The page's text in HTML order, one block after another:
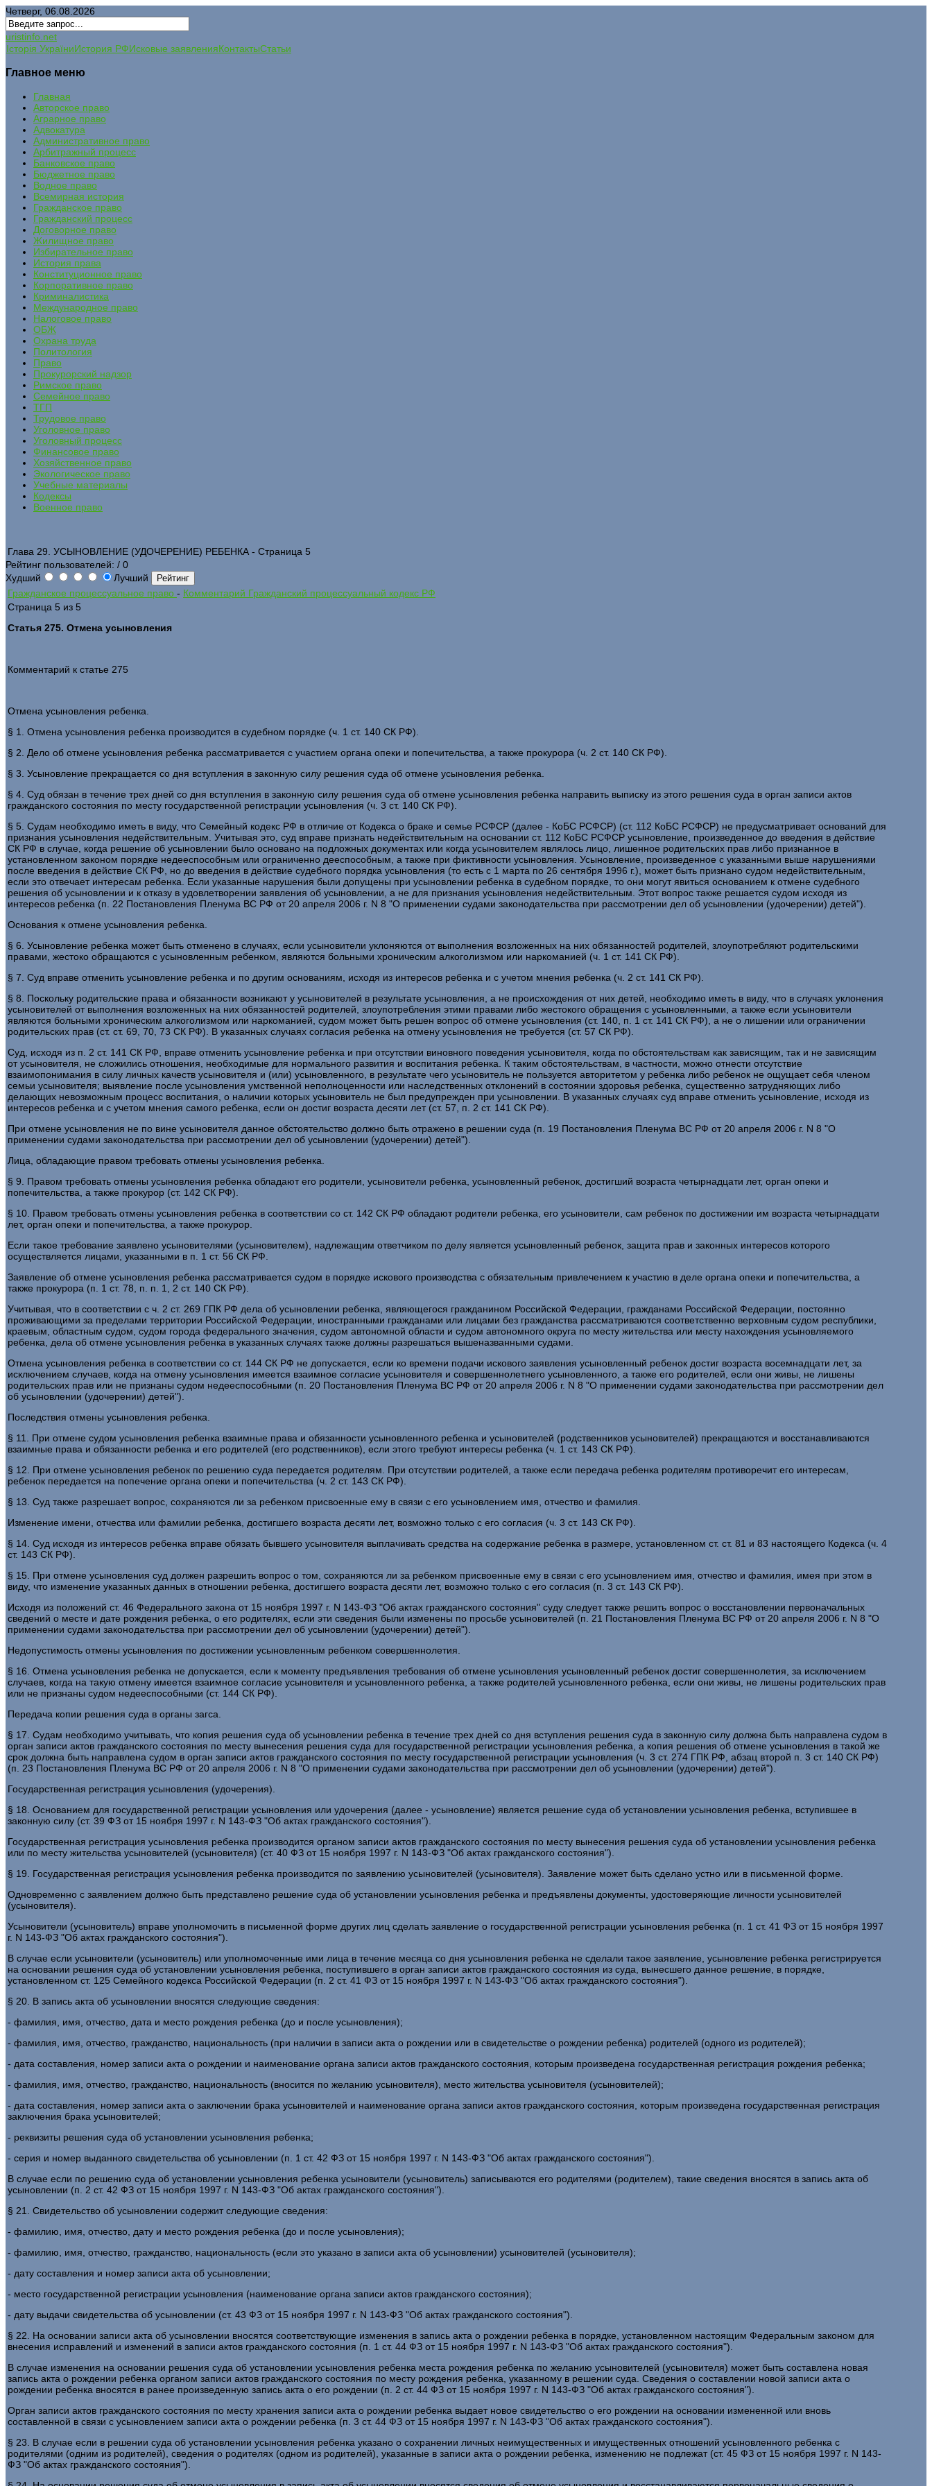
Четверг, 06.08.2026
uristinfo.net
Історія УкраїниИстория РФИсковые заявленияКонтактыСтатьи
Главное меню
Главная
Авторское право
Аграрное право
Адвокатура
Административное право
Арбитражный процесс
Банковское право
Бюджетное право
Водное право
Всемирная история
Гражданское право
Гражданский процесс
Договорное право
Жилищное право
Избирательное право
История права
Конституционное право
Корпоративное право
Криминалистика
Международное право
Налоговое право
ОБЖ
Охрана труда
Политология
Право
Прокурорский надзор
Римское право
Семейное право
ТГП
Трудовое право
Уголовное право
Уголовный процесс
Финансовое право
Хозяйственное право
Экологическое право
Учебные материалы
Кодексы
Военное право
Глава 29. УСЫНОВЛЕНИЕ (УДОЧЕРЕНИЕ) РЕБЕНКА - Страница 5
Рейтинг пользователей: / 0
Худший
Лучший
Гражданское процессуальное право - Комментарий Гражданский процессуальный кодекс РФ
Страница 5 из 5
Статья 275. Отмена усыновления
Комментарий к статье 275
Отмена усыновления ребенка.
§ 1. Отмена усыновления ребенка производится в судебном порядке (ч. 1 ст. 140 СК РФ).
§ 2. Дело об отмене усыновления ребенка рассматривается с участием органа опеки и попечительства, а также прокурора (ч. 2 ст. 140 СК РФ).
§ 3. Усыновление прекращается со дня вступления в законную силу решения суда об отмене усыновления ребенка.
§ 4. Суд обязан в течение трех дней со дня вступления в законную силу решения суда об отмене усыновления ребенка направить выписку из этого решения суда в орган записи актов
гражданского состояния по месту государственной регистрации усыновления (ч. 3 ст. 140 СК РФ).
§ 5. Судам необходимо иметь в виду, что Семейный кодекс РФ в отличие от Кодекса о браке и семье РСФСР (далее - КоБС РСФСР) (ст. 112 КоБС РСФСР) не предусматривает оснований для
признания усыновления недействительным. Учитывая это, суд вправе признать недействительным на основании ст. 112 КоБС РСФСР усыновление, произведенное до введения в действие
СК РФ в случае, когда решение об усыновлении было основано на подложных документах или когда усыновителем являлось лицо, лишенное родительских прав либо признанное в
установленном законом порядке недееспособным или ограниченно дееспособным, а также при фиктивности усыновления. Усыновление, произведенное с указанными выше нарушениями
после введения в действие СК РФ, но до введения в действие судебного порядка усыновления (то есть с 1 марта по 26 сентября 1996 г.), может быть признано судом недействительным,
если это отвечает интересам ребенка. Если указанные нарушения были допущены при усыновлении ребенка в судебном порядке, то они могут явиться основанием к отмене судебного
решения об усыновлении и к отказу в удовлетворении заявления об усыновлении, а не для признания усыновления недействительным. Этот вопрос также решается судом исходя из
интересов ребенка (п. 22 Постановления Пленума ВС РФ от 20 апреля 2006 г. N 8 "О применении судами законодательства при рассмотрении дел об усыновлении (удочерении) детей").
Основания к отмене усыновления ребенка.
§ 6. Усыновление ребенка может быть отменено в случаях, если усыновители уклоняются от выполнения возложенных на них обязанностей родителей, злоупотребляют родительскими
правами, жестоко обращаются с усыновленным ребенком, являются больными хроническим алкоголизмом или наркоманией (ч. 1 ст. 141 СК РФ).
§ 7. Суд вправе отменить усыновление ребенка и по другим основаниям, исходя из интересов ребенка и с учетом мнения ребенка (ч. 2 ст. 141 СК РФ).
§ 8. Поскольку родительские права и обязанности возникают у усыновителей в результате усыновления, а не происхождения от них детей, необходимо иметь в виду, что в случаях уклонения
усыновителей от выполнения возложенных на них обязанностей родителей, злоупотребления этими правами либо жестокого обращения с усыновленными, а также если усыновители
являются больными хроническим алкоголизмом или наркоманией, судом может быть решен вопрос об отмене усыновления (ст. 140, п. 1 ст. 141 СК РФ), а не о лишении или ограничении
родительских прав (ст. ст. 69, 70, 73 СК РФ). В указанных случаях согласия ребенка на отмену усыновления не требуется (ст. 57 СК РФ).
Суд, исходя из п. 2 ст. 141 СК РФ, вправе отменить усыновление ребенка и при отсутствии виновного поведения усыновителя, когда по обстоятельствам как зависящим, так и не зависящим
от усыновителя, не сложились отношения, необходимые для нормального развития и воспитания ребенка. К таким обстоятельствам, в частности, можно отнести отсутствие
взаимопонимания в силу личных качеств усыновителя и (или) усыновленного, в результате чего усыновитель не пользуется авторитетом у ребенка либо ребенок не ощущает себя членом
семьи усыновителя; выявление после усыновления умственной неполноценности или наследственных отклонений в состоянии здоровья ребенка, существенно затрудняющих либо
делающих невозможным процесс воспитания, о наличии которых усыновитель не был предупрежден при усыновлении. В указанных случаях суд вправе отменить усыновление, исходя из
интересов ребенка и с учетом мнения самого ребенка, если он достиг возраста десяти лет (ст. 57, п. 2 ст. 141 СК РФ).
При отмене усыновления не по вине усыновителя данное обстоятельство должно быть отражено в решении суда (п. 19 Постановления Пленума ВС РФ от 20 апреля 2006 г. N 8 "О
применении судами законодательства при рассмотрении дел об усыновлении (удочерении) детей").
Лица, обладающие правом требовать отмены усыновления ребенка.
§ 9. Правом требовать отмены усыновления ребенка обладают его родители, усыновители ребенка, усыновленный ребенок, достигший возраста четырнадцати лет, орган опеки и
попечительства, а также прокурор (ст. 142 СК РФ).
§ 10. Правом требовать отмены усыновления ребенка в соответствии со ст. 142 СК РФ обладают родители ребенка, его усыновители, сам ребенок по достижении им возраста четырнадцати
лет, орган опеки и попечительства, а также прокурор.
Если такое требование заявлено усыновителями (усыновителем), надлежащим ответчиком по делу является усыновленный ребенок, защита прав и законных интересов которого
осуществляется лицами, указанными в п. 1 ст. 56 СК РФ.
Заявление об отмене усыновления ребенка рассматривается судом в порядке искового производства с обязательным привлечением к участию в деле органа опеки и попечительства, а
также прокурора (п. 1 ст. 78, п. п. 1, 2 ст. 140 СК РФ).
Учитывая, что в соответствии с ч. 2 ст. 269 ГПК РФ дела об усыновлении ребенка, являющегося гражданином Российской Федерации, гражданами Российской Федерации, постоянно
проживающими за пределами территории Российской Федерации, иностранными гражданами или лицами без гражданства рассматриваются соответственно верховным судом республики,
краевым, областным судом, судом города федерального значения, судом автономной области и судом автономного округа по месту жительства или месту нахождения усыновляемого
ребенка, дела об отмене усыновления ребенка в указанных случаях также должны разрешаться вышеназванными судами.
Отмена усыновления ребенка в соответствии со ст. 144 СК РФ не допускается, если ко времени подачи искового заявления усыновленный ребенок достиг возраста восемнадцати лет, за
исключением случаев, когда на отмену усыновления имеется взаимное согласие усыновителя и совершеннолетнего усыновленного, а также его родителей, если они живы, не лишены
родительских прав или не признаны судом недееспособными (п. 20 Постановления Пленума ВС РФ от 20 апреля 2006 г. N 8 "О применении судами законодательства при рассмотрении дел
об усыновлении (удочерении) детей").
Последствия отмены усыновления ребенка.
§ 11. При отмене судом усыновления ребенка взаимные права и обязанности усыновленного ребенка и усыновителей (родственников усыновителей) прекращаются и восстанавливаются
взаимные права и обязанности ребенка и его родителей (его родственников), если этого требуют интересы ребенка (ч. 1 ст. 143 СК РФ).
§ 12. При отмене усыновления ребенок по решению суда передается родителям. При отсутствии родителей, а также если передача ребенка родителям противоречит его интересам,
ребенок передается на попечение органа опеки и попечительства (ч. 2 ст. 143 СК РФ).
§ 13. Суд также разрешает вопрос, сохраняются ли за ребенком присвоенные ему в связи с его усыновлением имя, отчество и фамилия.
Изменение имени, отчества или фамилии ребенка, достигшего возраста десяти лет, возможно только с его согласия (ч. 3 ст. 143 СК РФ).
§ 14. Суд исходя из интересов ребенка вправе обязать бывшего усыновителя выплачивать средства на содержание ребенка в размере, установленном ст. ст. 81 и 83 настоящего Кодекса (ч. 4
ст. 143 СК РФ).
§ 15. При отмене усыновления суд должен разрешить вопрос о том, сохраняются ли за ребенком присвоенные ему в связи с его усыновлением имя, отчество и фамилия, имея при этом в
виду, что изменение указанных данных в отношении ребенка, достигшего возраста десяти лет, возможно только с его согласия (п. 3 ст. 143 СК РФ).
Исходя из положений ст. 46 Федерального закона от 15 ноября 1997 г. N 143-ФЗ "Об актах гражданского состояния" суду следует также решить вопрос о восстановлении первоначальных
сведений о месте и дате рождения ребенка, о его родителях, если эти сведения были изменены по просьбе усыновителей (п. 21 Постановления Пленума ВС РФ от 20 апреля 2006 г. N 8 "О
применении судами законодательства при рассмотрении дел об усыновлении (удочерении) детей").
Недопустимость отмены усыновления по достижении усыновленным ребенком совершеннолетия.
§ 16. Отмена усыновления ребенка не допускается, если к моменту предъявления требования об отмене усыновления усыновленный ребенок достиг совершеннолетия, за исключением
случаев, когда на такую отмену имеется взаимное согласие усыновителя и усыновленного ребенка, а также родителей усыновленного ребенка, если они живы, не лишены родительских прав
или не признаны судом недееспособными (ст. 144 СК РФ).
Передача копии решения суда в органы загса.
§ 17. Судам необходимо учитывать, что копия решения суда об усыновлении ребенка в течение трех дней со дня вступления решения суда в законную силу должна быть направлена судом в
орган записи актов гражданского состояния по месту вынесения решения суда для государственной регистрации усыновления ребенка, а копия решения об отмене усыновления в такой же
срок должна быть направлена судом в орган записи актов гражданского состояния по месту государственной регистрации усыновления (ч. 3 ст. 274 ГПК РФ, абзац второй п. 3 ст. 140 СК РФ)
(п. 23 Постановления Пленума ВС РФ от 20 апреля 2006 г. N 8 "О применении судами законодательства при рассмотрении дел об усыновлении (удочерении) детей").
Государственная регистрация усыновления (удочерения).
§ 18. Основанием для государственной регистрации усыновления или удочерения (далее - усыновление) является решение суда об установлении усыновления ребенка, вступившее в
законную силу (ст. 39 ФЗ от 15 ноября 1997 г. N 143-ФЗ "Об актах гражданского состояния").
Государственная регистрация усыновления ребенка производится органом записи актов гражданского состояния по месту вынесения решения суда об установлении усыновления ребенка
или по месту жительства усыновителей (усыновителя) (ст. 40 ФЗ от 15 ноября 1997 г. N 143-ФЗ "Об актах гражданского состояния").
§ 19. Государственная регистрация усыновления ребенка производится по заявлению усыновителей (усыновителя). Заявление может быть сделано устно или в письменной форме.
Одновременно с заявлением должно быть представлено решение суда об установлении усыновления ребенка и предъявлены документы, удостоверяющие личности усыновителей
(усыновителя).
Усыновители (усыновитель) вправе уполномочить в письменной форме других лиц сделать заявление о государственной регистрации усыновления ребенка (п. 1 ст. 41 ФЗ от 15 ноября 1997
г. N 143-ФЗ "Об актах гражданского состояния").
В случае если усыновители (усыновитель) или уполномоченные ими лица в течение месяца со дня усыновления ребенка не сделали такое заявление, усыновление ребенка регистрируется
на основании решения суда об установлении усыновления ребенка, поступившего в орган записи актов гражданского состояния из суда, вынесшего данное решение, в порядке,
установленном ст. 125 Семейного кодекса Российской Федерации (п. 2 ст. 41 ФЗ от 15 ноября 1997 г. N 143-ФЗ "Об актах гражданского состояния").
§ 20. В запись акта об усыновлении вносятся следующие сведения:
- фамилия, имя, отчество, дата и место рождения ребенка (до и после усыновления);
- фамилия, имя, отчество, гражданство, национальность (при наличии в записи акта о рождении или в свидетельстве о рождении ребенка) родителей (одного из родителей);
- дата составления, номер записи акта о рождении и наименование органа записи актов гражданского состояния, которым произведена государственная регистрация рождения ребенка;
- фамилия, имя, отчество, гражданство, национальность (вносится по желанию усыновителя), место жительства усыновителя (усыновителей);
- дата составления, номер записи акта о заключении брака усыновителей и наименование органа записи актов гражданского состояния, которым произведена государственная регистрация
заключения брака усыновителей;
- реквизиты решения суда об установлении усыновления ребенка;
- серия и номер выданного свидетельства об усыновлении (п. 1 ст. 42 ФЗ от 15 ноября 1997 г. N 143-ФЗ "Об актах гражданского состояния").
В случае если по решению суда об установлении усыновления ребенка усыновители (усыновитель) записываются его родителями (родителем), такие сведения вносятся в запись акта об
усыновлении (п. 2 ст. 42 ФЗ от 15 ноября 1997 г. N 143-ФЗ "Об актах гражданского состояния").
§ 21. Свидетельство об усыновлении содержит следующие сведения:
- фамилию, имя, отчество, дату и место рождения ребенка (до и после усыновления);
- фамилию, имя, отчество, гражданство, национальность (если это указано в записи акта об усыновлении) усыновителей (усыновителя);
- дату составления и номер записи акта об усыновлении;
- место государственной регистрации усыновления (наименование органа записи актов гражданского состояния);
- дату выдачи свидетельства об усыновлении (ст. 43 ФЗ от 15 ноября 1997 г. N 143-ФЗ "Об актах гражданского состояния").
§ 22. На основании записи акта об усыновлении вносятся соответствующие изменения в запись акта о рождении ребенка в порядке, установленном настоящим Федеральным законом для
внесения исправлений и изменений в записи актов гражданского состояния (п. 1 ст. 44 ФЗ от 15 ноября 1997 г. N 143-ФЗ "Об актах гражданского состояния").
В случае изменения на основании решения суда об установлении усыновления ребенка места рождения ребенка по желанию усыновителей (усыновителя) может быть составлена новая
запись акта о рождении ребенка органом записи актов гражданского состояния по месту рождения ребенка, указанному в решении суда. Сведения о составлении новой записи акта о
рождении ребенка вносятся в ранее произведенную запись акта о его рождении (п. 2 ст. 44 ФЗ от 15 ноября 1997 г. N 143-ФЗ "Об актах гражданского состояния").
Орган записи актов гражданского состояния по месту хранения записи акта о рождении ребенка выдает новое свидетельство о его рождении на основании измененной или вновь
составленной в связи с усыновлением записи акта о рождении ребенка (п. 3 ст. 44 ФЗ от 15 ноября 1997 г. N 143-ФЗ "Об актах гражданского состояния").
§ 23. В случае если в решении суда об установлении усыновления ребенка указано о сохранении личных неимущественных и имущественных отношений усыновленного ребенка с
родителями (одним из родителей), сведения о родителях (одном из родителей), указанные в записи акта о рождении ребенка, изменению не подлежат (ст. 45 ФЗ от 15 ноября 1997 г. N 143-
ФЗ "Об актах гражданского состояния").